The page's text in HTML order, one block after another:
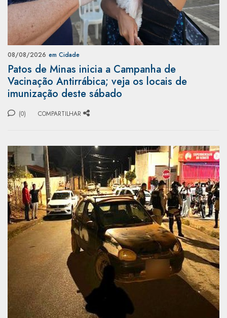
08/08/2026 em Cidade
Patos de Minas inicia a Campanha de
Vacinação Antirrábica; veja os locais de
imunização deste sábado
(0) COMPARTILHAR